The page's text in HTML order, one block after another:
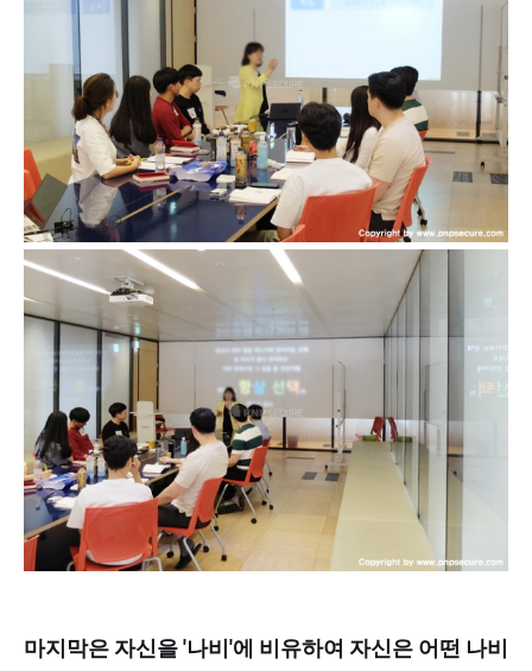
마지막은 자신을 '나비'에 비유하여 자신은 어떤 나비